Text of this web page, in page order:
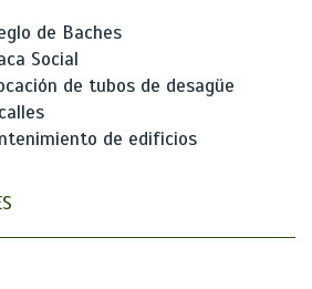
de Baches
Social
de tubos de desagüe
de edificios